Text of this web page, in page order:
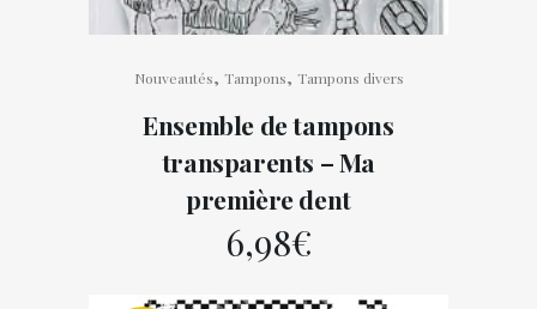
Nouveautés, Tampons, Tampons divers
Ensemble de tampons
transparents – Ma
première dent
6,98€